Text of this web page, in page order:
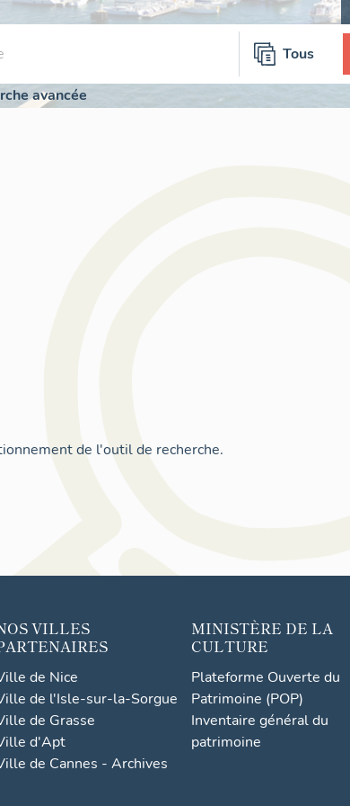
Tous
avancée
de l'outil de recherche.
VILLES
de Nice
de l'Isle-sur-la-Sorgue
de Grasse
d'Apt
de Cannes - Archives
MINISTÈRE DE LA
CULTURE
Plateforme Ouverte du
Patrimoine (POP)
Inventaire général du
patrimoine